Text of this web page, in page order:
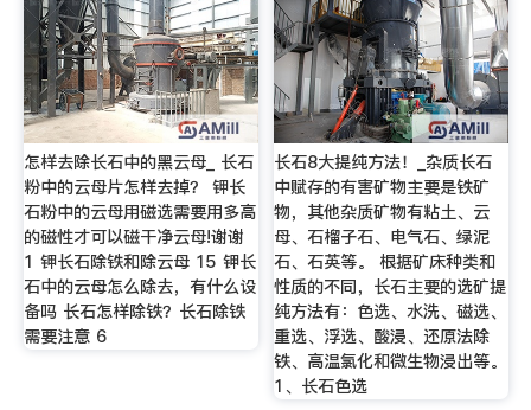
怎样去除长石中的黑云母_ 长石
粉中的云母片怎样去掉？ 钾长
石粉中的云母用磁选需要用多高
的磁性才可以磁干净云母!谢谢
1 钾长石除铁和除云母 15 钾长
石中的云母怎么除去，有什么设
备吗 长石怎样除铁？长石除铁
需要注意 6
长石8大提纯方法！_杂质长石
中赋存的有害矿物主要是铁矿
物，其他杂质矿物有粘土、云
母、石榴子石、电气石、绿泥
石、石英等。 根据矿床种类和
性质的不同，长石主要的选矿提
纯方法有：色选、水洗、磁选、
重选、浮选、酸浸、还原法除
铁、高温氯化和微生物浸出等。
1、长石色选